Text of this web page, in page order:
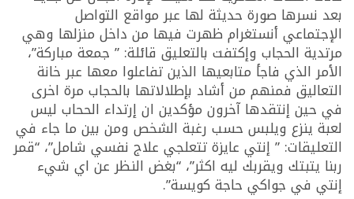
بعد نسرها صورة حديثة لها عبر مواقع التواصل
الإجتماعي أنستغرام ظهرت فيها من داخل منزلها وهي
مرتدية الحجاب وإكتفت بالتعليق قائلة: ” جمعة مباركة”،
الأمر الذي فاجأ متابعيها الذين تفاعلوا معها عبر خانة
التعاليق فمنهم من أشاد بإطلالاتها بالحجاب مرة اخرى
في حين إنتقدها آخرون مؤكدين ان إرتداء الححاب ليس
لعبة ينزع ويلبس حسب رغبة الشخص ومن بين ما جاء في
التعليقات: ” إنتي عايزة تتعلجي علاج نفسي شامل”، “قمر
ربنا يتبتك ويقربك ليه اكثر”، “بغض النظر عن اي شيء
إنتي في جواكي حاجة كويسة”.